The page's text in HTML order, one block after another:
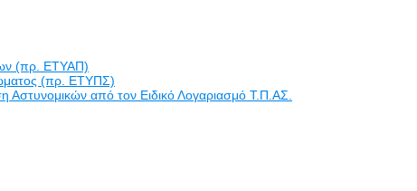
(πρ. ΕΤΥΑΠ)
(πρ. ΕΤΥΠΣ)
Αστυνομικών από τον Ειδικό Λογαριασμό Τ.Π.ΑΣ.